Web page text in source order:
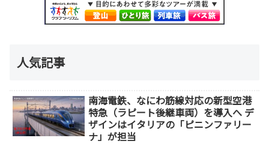
人気記事
南海電鉄、なにわ筋線対応の新型空港
特急（ラピート後継車両）を導入へ デ
ザインはイタリアの「ピニンファリー
ナ」が担当